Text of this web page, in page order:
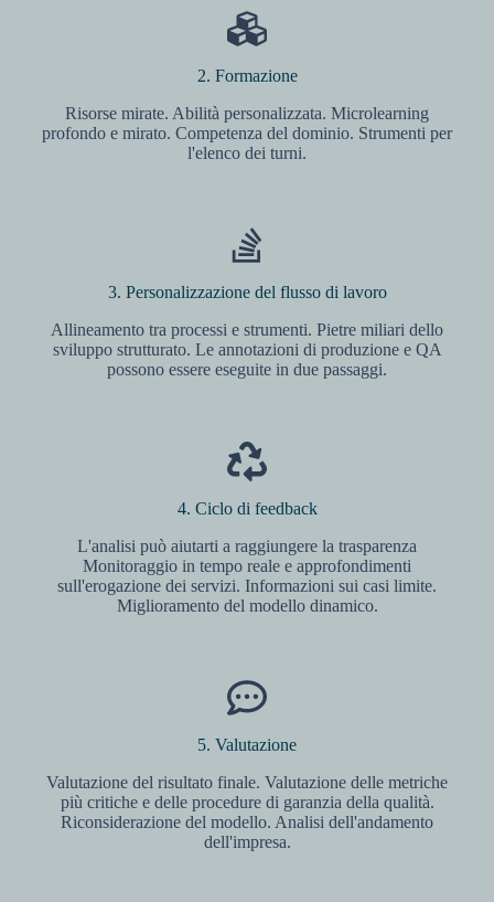
2. Formazione
Risorse mirate. Abilità personalizzata. Microlearning
profondo e mirato. Competenza del dominio. Strumenti per
l'elenco dei turni.
3. Personalizzazione del flusso di lavoro
Allineamento tra processi e strumenti. Pietre miliari dello
sviluppo strutturato. Le annotazioni di produzione e QA
possono essere eseguite in due passaggi.
4. Ciclo di feedback
L'analisi può aiutarti a raggiungere la trasparenza
Monitoraggio in tempo reale e approfondimenti
sull'erogazione dei servizi. Informazioni sui casi limite.
Miglioramento del modello dinamico.
5. Valutazione
Valutazione del risultato finale. Valutazione delle metriche
più critiche e delle procedure di garanzia della qualità.
Riconsiderazione del modello. Analisi dell'andamento
dell'impresa.